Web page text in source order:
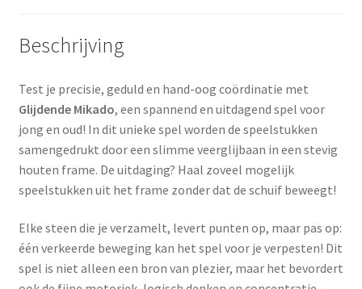
Beschrijving
Test je precisie, geduld en hand-oog coördinatie met
Glijdende Mikado, een spannend en uitdagend spel voor
jong en oud! In dit unieke spel worden de speelstukken
samengedrukt door een slimme veerglijbaan in een stevig
houten frame. De uitdaging? Haal zoveel mogelijk
speelstukken uit het frame zonder dat de schuif beweegt!
Elke steen die je verzamelt, levert punten op, maar pas op:
één verkeerde beweging kan het spel voor je verpesten! Dit
spel is niet alleen een bron van plezier, maar het bevordert